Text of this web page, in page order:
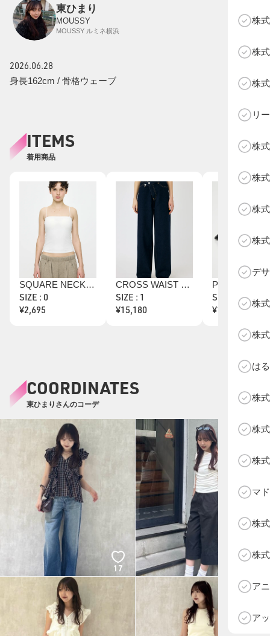
株
株
株
リ
株
株
株
株
デ
株
株
は
株
株
株
マ
株
株
ア
ア
東ひまり
MOUSSY
MOUSSY ルミネ横浜
2026.06.28
身長162cm / 骨格ウェーブ
ITEMS
着用商品
SQUARE NECK BARE キャミトップス
SIZE : 0
¥2,695
CROSS WAIST WIDE ストレート
SIZE : 1
¥15,180
SIZE : M
¥10,626
COORDINATES
東ひまりさんのコーデ
17